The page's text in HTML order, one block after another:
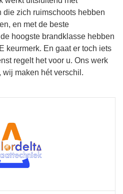
die zich ruimschoots hebben
en met de beste
hoogste brandklasse hebben
keurmerk. En gaat er toch iets
regelt het voor u. Ons werk
maken hét verschil.